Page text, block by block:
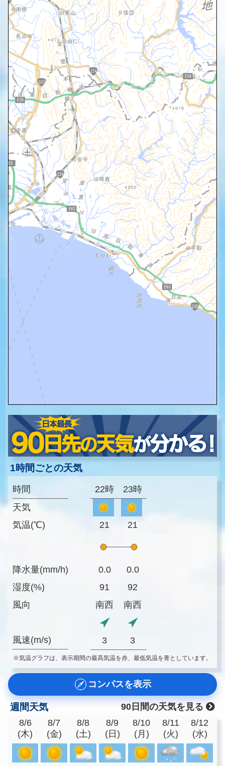
1時間ごとの天気
時間
天気
気温(℃)
降水量(mm/h)
湿度(%)
風向
風速(m/s)
22時 23時
21 21
0.0
0.0
91
92
南西
南西
3 3
※気温グラフは、表示期間の最高気温を赤、最低気温を青としています。
コンパスを表示
週間天気
90日間の天気を見る
8/6
(木)
8/7
(金)
8/8
(土)
8/9
(日)
8/10
(月)
8/11
(火)
8/12
(水)